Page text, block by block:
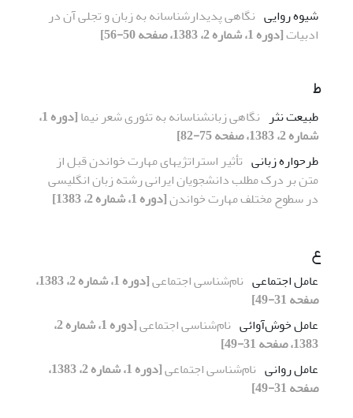
شیوه روایی نگاهی پدیدارشناسانه به زبان و تجلی آن در
ادبیات[دوره 1، شماره 2، 1383، صفحه 50-56]
ط
طبیعت نثر نگاهی زبانشناسانه به تئوری شعر نیما
[دوره 1،
شماره 2، 1383، صفحه 75-82]
طرحواره زبانی تأثیر استراتژیهای مهارت خواندن قبل از
متن بر درک مطلب دانشجویان ایرانی رشته زبان انگلیسی
در سطوح مختلف مهارت خواندن[دوره 1، شماره 2، 1383]
ع
عامل اجتماعی نام‌شناسی اجتماعی
[دوره 1، شماره 2، 1383،
صفحه 31-49]
عامل خوش‌آوائی نام‌شناسی اجتماعی
[دوره 1، شماره 2،
1383، صفحه 31-49]
عامل روانی نام‌شناسی اجتماعی
[دوره 1، شماره 2، 1383،
صفحه 31-49]